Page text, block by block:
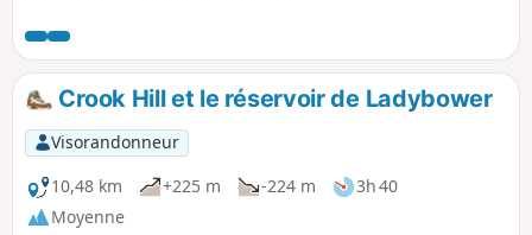
Crook Hill et le réservoir de Ladybower
Visorandonneur
10,48 km
+225 m -224 m
3h 40
Moyenne